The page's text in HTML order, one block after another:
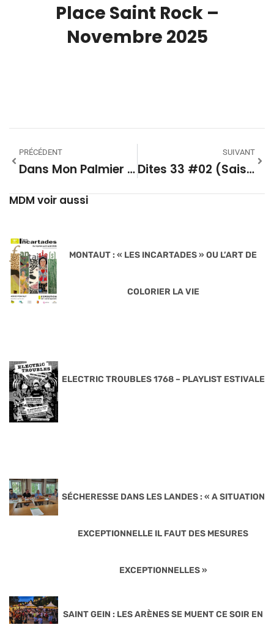
Place Saint Rock –
Novembre 2025
PRÉCÉDENT
Dans Mon Palmier Saison 09 – 05
SUIVANT
Dites 33 #02 (Saison 13)
MDM voir aussi
MONTAUT : « LES INCARTADES » OU L’ART DE
COLORIER LA VIE
ELECTRIC TROUBLES 1768 – PLAYLIST ESTIVALE
SÉCHERESSE DANS LES LANDES : « A SITUATION
EXCEPTIONNELLE IL FAUT DES MESURES
EXCEPTIONNELLES »
SAINT GEIN : LES ARÈNES SE MUENT CE SOIR EN